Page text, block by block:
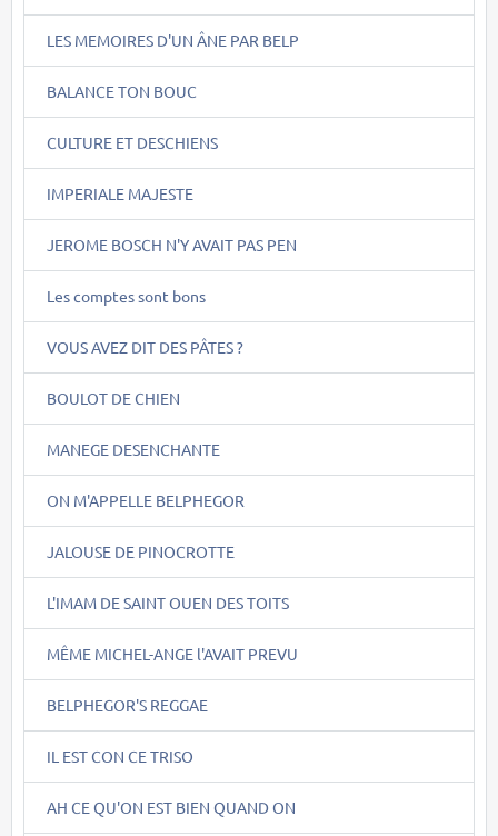
LES MEMOIRES D'UN ÂNE PAR BELP
BALANCE TON BOUC
CULTURE ET DESCHIENS
IMPERIALE MAJESTE
JEROME BOSCH N'Y AVAIT PAS PEN
Les comptes sont bons
VOUS AVEZ DIT DES PÂTES ?
BOULOT DE CHIEN
MANEGE DESENCHANTE
ON M'APPELLE BELPHEGOR
JALOUSE DE PINOCROTTE
L'IMAM DE SAINT OUEN DES TOITS
MÊME MICHEL-ANGE l'AVAIT PREVU
BELPHEGOR'S REGGAE
IL EST CON CE TRISO
AH CE QU'ON EST BIEN QUAND ON